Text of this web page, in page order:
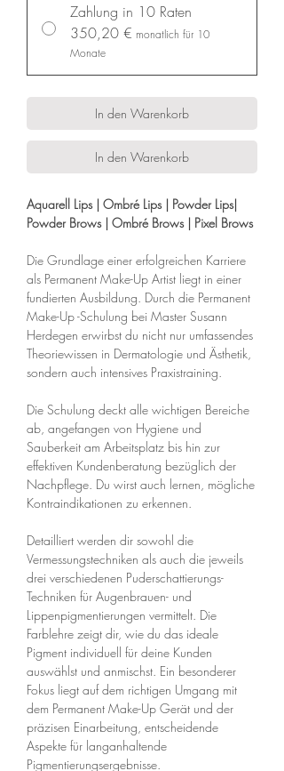
Zahlung in 10 Raten
350,20 € monatlich für 10
Monate
In den Warenkorb
In den Warenkorb
Aquarell Lips | Ombré Lips | Powder Lips|
Powder Brows | Ombré Brows | Pixel Brows
Die Grundlage einer erfolgreichen Karriere
als Permanent Make-Up Artist liegt in einer
fundierten Ausbildung. Durch die Permanent
Make-Up -Schulung bei Master Susann
Herdegen erwirbst du nicht nur umfassendes
Theoriewissen in Dermatologie und Ästhetik,
sondern auch intensives Praxistraining.
Die Schulung deckt alle wichtigen Bereiche
ab, angefangen von Hygiene und
Sauberkeit am Arbeitsplatz bis hin zur
effektiven Kundenberatung bezüglich der
Nachpflege. Du wirst auch lernen, mögliche
Kontraindikationen zu erkennen.
Detailliert werden dir sowohl die
Vermessungstechniken als auch die jeweils
drei verschiedenen Puderschattierungs-
Techniken für Augenbrauen- und
Lippenpigmentierungen vermittelt. Die
Farblehre zeigt dir, wie du das ideale
Pigment individuell für deine Kunden
auswählst und anmischst. Ein besonderer
Fokus liegt auf dem richtigen Umgang mit
dem Permanent Make-Up Gerät und der
präzisen Einarbeitung, entscheidende
Aspekte für langanhaltende
Pigmentierungsergebnisse.